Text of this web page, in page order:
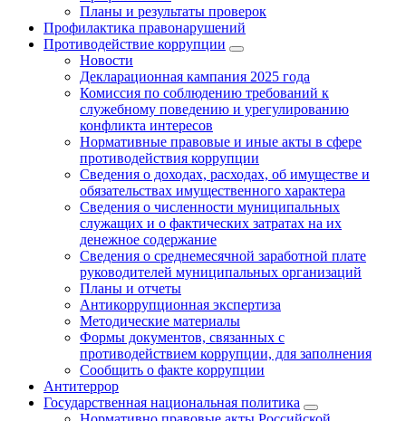
Планы и результаты проверок
Профилактика правонарушений
Противодействие коррупции
Новости
Декларационная кампания 2025 года
Комиссия по соблюдению требований к
служебному поведению и урегулированию
конфликта интересов
Нормативные правовые и иные акты в сфере
противодействия коррупции
Сведения о доходах, расходах, об имуществе и
обязательствах имущественного характера
Сведения о численности муниципальных
служащих и о фактических затратах на их
денежное содержание
Сведения о среднемесячной заработной плате
руководителей муниципальных организаций
Планы и отчеты
Антикоррупционная экспертиза
Методические материалы
Формы документов, связанных с
противодействием коррупции, для заполнения
Сообщить о факте коррупции
Антитеррор
Государственная национальная политика